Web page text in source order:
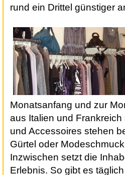
rund ein Drittel günstiger
Monatsanfang und zur
aus Italien und
und Accessoires stehen
Gürtel oder
Inzwischen setzt die
Erlebnis. So gibt es